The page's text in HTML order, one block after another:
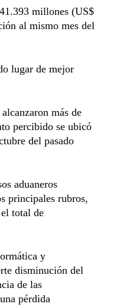
millones (US$
al mismo mes del
lugar de mejor
más de
percibido se ubicó
del pasado
aduaneros
principales rubros,
total de
y
disminución del
de las
pérdida